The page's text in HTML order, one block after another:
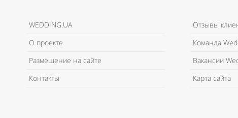
WEDDING.UA
О проекте
Размещение на сайте
Контакты
Отзывы
Команда
Вакансии
Карта сайта